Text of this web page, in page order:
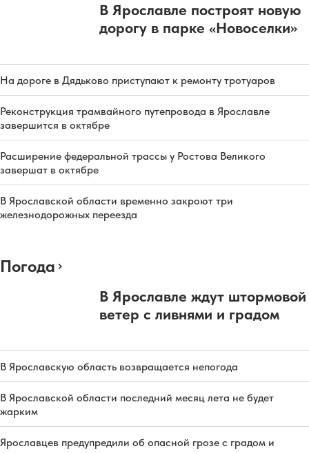
В Ярославле построят новую
дорогу в парке «Новоселки»
На дороге в Дядьково приступают к ремонту тротуаров
Реконструкция трамвайного путепровода в Ярославле
завершится в октябре
Расширение федеральной трассы у Ростова Великого
завершат в октябре
В Ярославской области временно закроют три
железнодорожных переезда
Погода
В Ярославле ждут штормовой
ветер с ливнями и градом
В Ярославскую область возвращается непогода
В Ярославской области последний месяц лета не будет
жарким
Ярославцев предупредили об опасной грозе с градом и